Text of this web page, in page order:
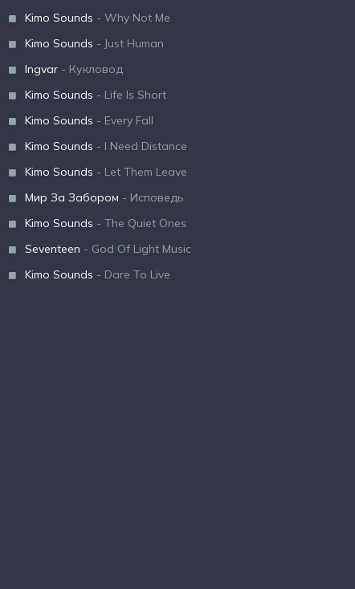
Kimo Sounds - Why Not Me
Kimo Sounds - Just Human
Ingvar - Кукловод
Kimo Sounds - Life Is Short
Kimo Sounds - Every Fall
Kimo Sounds - I Need Distance
Kimo Sounds - Let Them Leave
Мир За Забором - Исповедь
Kimo Sounds - The Quiet Ones
Seventeen - God Of Light Music
Kimo Sounds - Dare To Live